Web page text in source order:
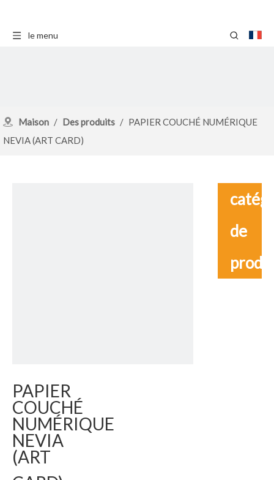
le menu
Maison / Des produits / PAPIER COUCHÉ NUMÉRIQUE
NEVIA (ART CARD)
PAPIER
COUCHÉ
NUMÉRIQUE
NEVIA
(ART
de